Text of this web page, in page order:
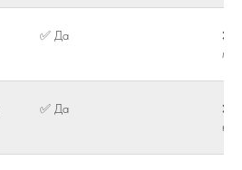
✅ Да
❌
✅ Да
❌